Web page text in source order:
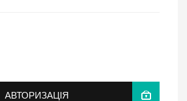
АВТОРИЗАЦІЯ